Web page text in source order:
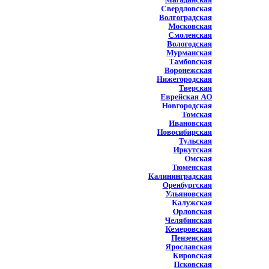
Свердловская
Волгоградская
Московская
Смоленская
Вологодская
Мурманская
Тамбовская
Воронежская
Нижегородская
Тверская
Еврейская АО
Новгородская
Томская
Ивановская
Новосибирская
Тульская
Иркутская
Омская
Тюменская
Калининградская
Оренбургская
Ульяновская
Калужская
Орловская
Челябинская
Кемеровская
Пензенская
Ярославская
Кировская
Псковская